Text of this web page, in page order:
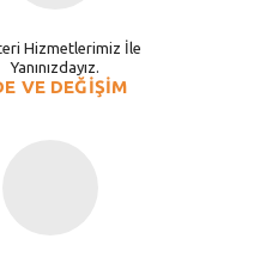
Hizmetlerimiz İle
Yanınızdayız.
VE DEĞİŞİM